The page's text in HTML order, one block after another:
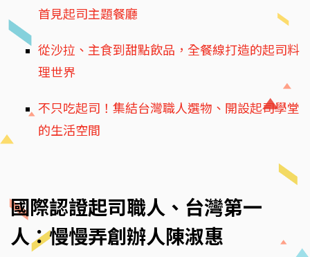
首見起司主題餐廳
從沙拉、主食到甜點飲品，全餐線打造的起司料
理世界
不只吃起司！集結台灣職人選物、開設起司學堂
的生活空間
國際認證起司職人、台灣第一
人：慢慢弄創辦人陳淑惠